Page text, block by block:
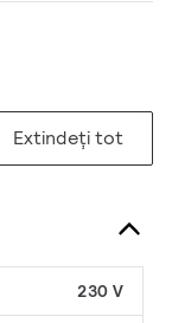
Extindeți tot
230 V